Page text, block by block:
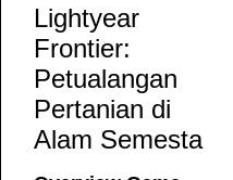
Lightyear
Frontier:
Petualangan
Pertanian di
Alam Semesta